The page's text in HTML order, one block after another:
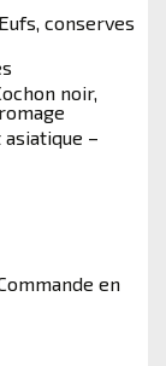
conserves
noir,
–
en